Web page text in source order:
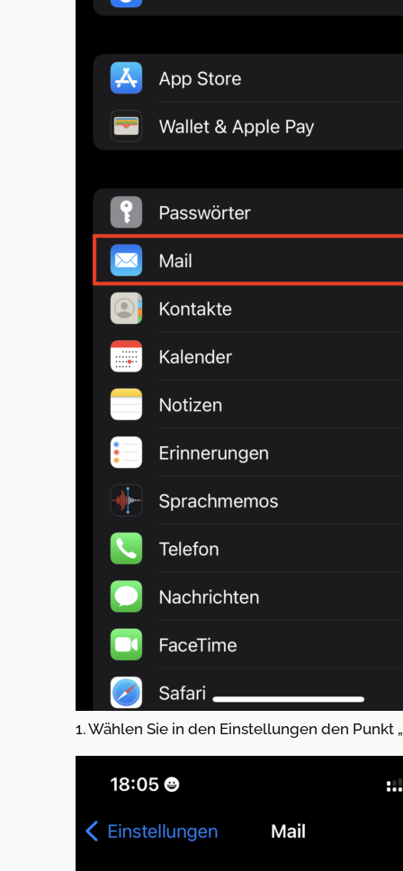
1. Wählen Sie in den Einstellungen den Punkt